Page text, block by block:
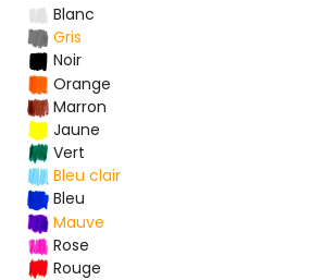
Blanc
Gris
Noir
Orange
Marron
Jaune
Vert
Bleu clair
Bleu
Mauve
Rose
Rouge